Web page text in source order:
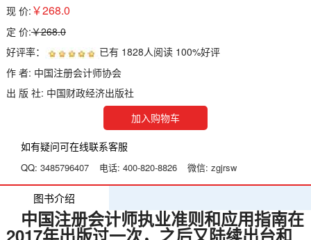
现 价: ￥268.0
定 价:￥268.0
好评率：
已有 1828人阅读 100%好评
作 者: 中国注册会计师协会
出 版 社: 中国财政经济出版社
加入购物车
如有疑问可在线联系客服
QQ: 3485796407 电话: 400-820-8826 微信: zgjrsw
图书介绍
中国注册会计师执业准则和应用指南在